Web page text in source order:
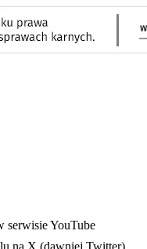
serwisie YouTube
na X (dawniej Twitter)